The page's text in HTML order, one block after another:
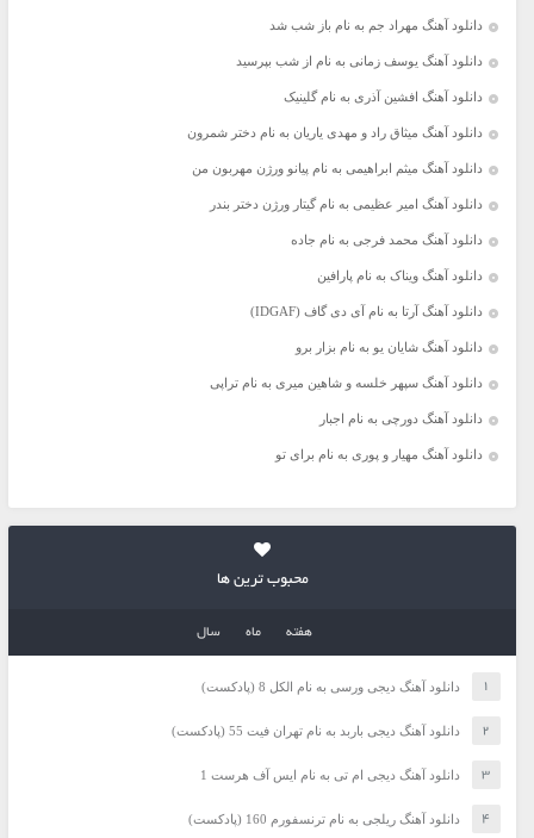
دانلود آهنگ مهراد جم به نام باز شب شد
دانلود آهنگ یوسف زمانی به نام از شب بپرسید
دانلود آهنگ افشین آذری به نام گلینیک
دانلود آهنگ میثاق راد و مهدی یاریان به نام دختر شمرون
دانلود آهنگ میثم ابراهیمی به نام پیانو ورژن مهربون من
دانلود آهنگ امیر عظیمی به نام گیتار ورژن دختر بندر
دانلود آهنگ محمد فرجی به نام جاده
دانلود آهنگ ویناک به نام پارافین
دانلود آهنگ آرتا به نام آی دی گاف (IDGAF)
دانلود آهنگ شایان یو به نام بزار برو
دانلود آهنگ سپهر خلسه و شاهین میری به نام تراپی
دانلود آهنگ دورچی به نام اجبار
دانلود آهنگ مهیار و پوری به نام برای تو
محبوب ترین ها
هفته ماه سال
دانلود آهنگ دیجی ورسی به نام الکل 8 (پادکست)
دانلود آهنگ دیجی باربد به نام تهران فیت 55 (پادکست)
دانلود آهنگ دیجی ام تی به نام ایس آف هرست 1
دانلود آهنگ ریلجی به نام ترنسفورم 160 (پادکست)